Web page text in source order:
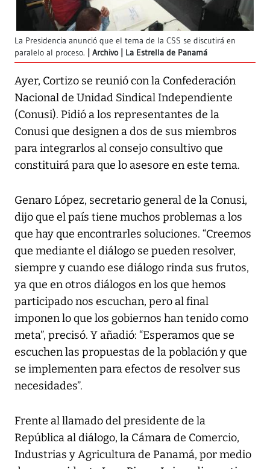
La Presidencia anunció que el tema de la CSS se discutirá en
paralelo al proceso.
Archivo | La Estrella de Panamá
Ayer, Cortizo se reunió con la Confederación
Nacional de Unidad Sindical Independiente
(Conusi). Pidió a los representantes de la
Conusi que designen a dos de sus miembros
para integrarlos al consejo consultivo que
constituirá para que lo asesore en este tema.
Genaro López, secretario general de la Conusi,
dijo que el país tiene muchos problemas a los
que hay que encontrarles soluciones. “Creemos
que mediante el diálogo se pueden resolver,
siempre y cuando ese diálogo rinda sus frutos,
ya que en otros diálogos en los que hemos
participado nos escuchan, pero al final
imponen lo que los gobiernos han tenido como
meta”, precisó. Y añadió: “Esperamos que se
escuchen las propuestas de la población y que
se implementen para efectos de resolver sus
necesidades”.
Frente al llamado del presidente de la
República al diálogo, la Cámara de Comercio,
Industrias y Agricultura de Panamá, por medio